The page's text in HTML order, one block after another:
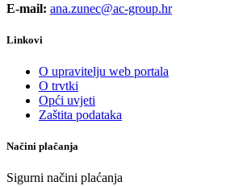
E-mail: ana.zunec@ac-group.hr
Linkovi
O upravitelju web portala
O trvtki
Opći uvjeti
Zaštita podataka
Načini plačanja
Sigurni načini plaćanja